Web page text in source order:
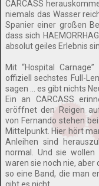
CARCASS
niemals das Wasser
Spanier einer großen
dass sich
absolut geiles Erlebnis
Mit “Hospital
offiziell sechstes Full-
sagen … es gibt nichts
Ein an CARCASS
eröffnet den Reigen
von Fernando stehen
Mittelpunkt. Hier hört
Anleihen sind
normal. Und sie
waren sie noch nie, aber
so eine Band, die man